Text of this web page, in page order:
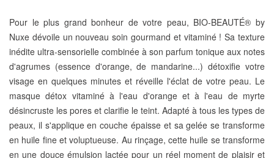
Pour le plus grand bonheur de votre peau, BIO-BEAUTÉ® by
Nuxe dévoile un nouveau soin gourmand et vitaminé ! Sa texture
inédite ultra-sensorielle combinée à son parfum tonique aux notes
d'agrumes (essence d'orange, de mandarine...) détoxifie votre
visage en quelques minutes et réveille l'éclat de votre peau. Le
masque détox vitaminé à l'eau d'orange et à l'eau de myrte
désincruste les pores et clarifie le teint. Adapté à tous les types de
peaux, il s'applique en couche épaisse et sagelée se transforme
en huile fine et voluptueuse. Au rinçage, cette huile se transforme
en une douce émulsion lactée pour un réel moment de plaisir et